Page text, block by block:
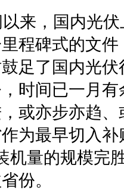
来，国内光
程碑式的文
足了国内光
时间已一月
或亦步亦趋
为最早切入
机量的规模完
份。